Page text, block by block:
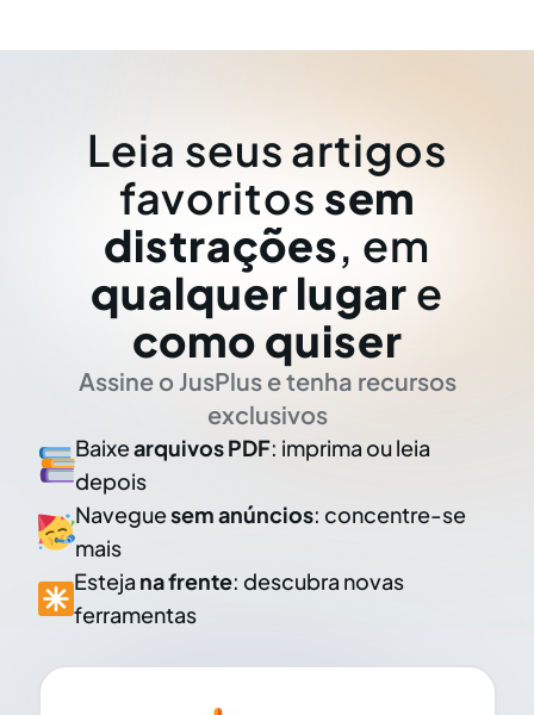
Leia seus artigos
favoritos sem
distrações, em
qualquer lugar e
como quiser
Assine o JusPlus e tenha recursos
exclusivos
Baixearquivos PDF: imprima ou leia
depois
Naveguesem anúncios: concentre-se
mais
Esteja na frente: descubra novas
ferramentas